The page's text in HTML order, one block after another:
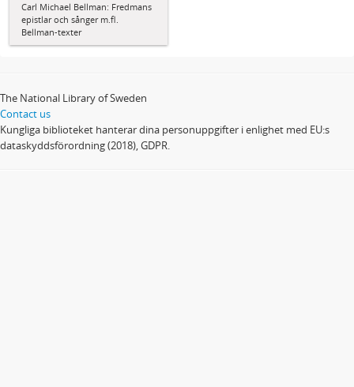
Carl Michael Bellman: Fredmans
epistlar och sånger m.fl.
Bellman-texter
The National Library of Sweden
Contact us
Kungliga biblioteket hanterar dina personuppgifter i enlighet med EU:s
dataskyddsförordning (2018), GDPR.